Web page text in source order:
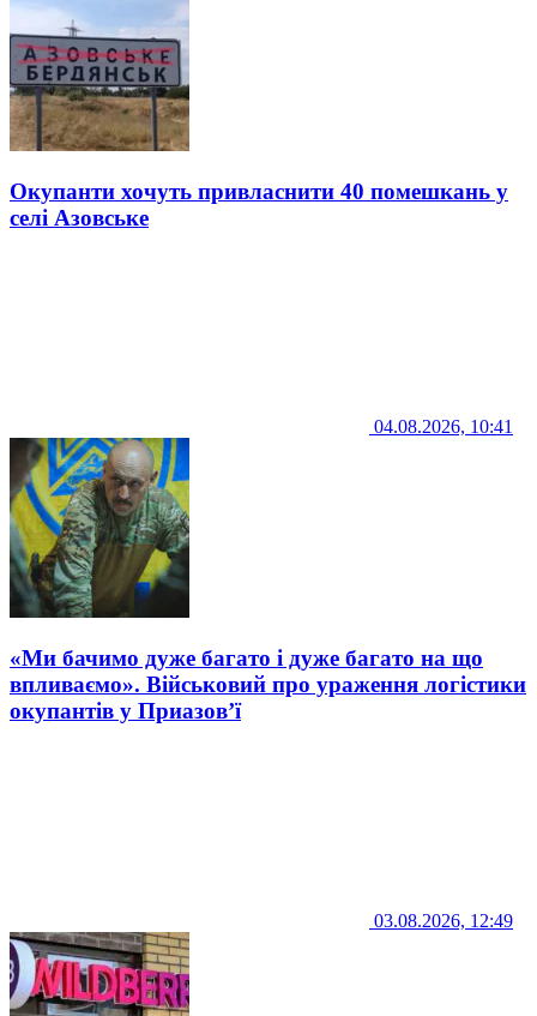
Окупанти хочуть привласнити 40 помешкань у
селі Азовське
04.08.2026, 10:41
«Ми бачимо дуже багато і дуже багато на що
впливаємо». Військовий про ураження логістики
окупантів у Приазов’ї
03.08.2026, 12:49